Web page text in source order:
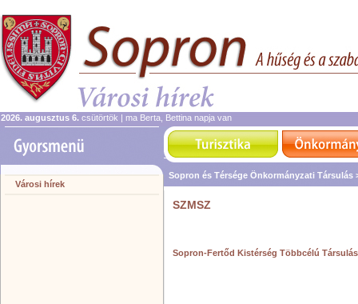
2026. augusztus 6. csütörtök | ma Berta, Bettina napja van
Városi hírek
Sopron és Térsége Önkormányzati Társulás
SZMSZ
Sopron-Fertőd Kistérség Többcélú